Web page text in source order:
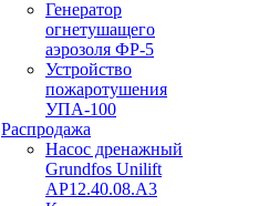
Генератор
огнетушащего
аэрозоля ФР-5
Устройство
пожаротушения
УПА-100
Распродажа
Насос дренажный
Grundfos Unilift
АP12.40.08.A3